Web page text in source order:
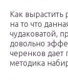
Как вырастить
на то что
чудаковатой,
довольно
черенков дает
методика